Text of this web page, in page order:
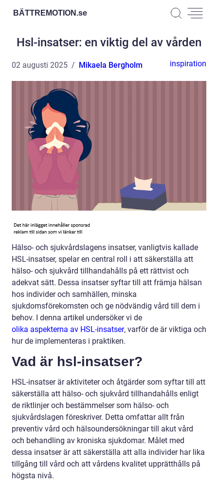
BÄTTREMOTION.se
Hsl-insatser: en viktig del av vården
02 augusti 2025 Mikaela Bergholm inspiration
Hälso- och sjukvårdslagens insatser, vanligtvis kallade
HSL-insatser, spelar en central roll i att säkerställa att
hälso- och sjukvård tillhandahålls på ett rättvist och
adekvat sätt. Dessa insatser syftar till att främja hälsan
hos individer och samhällen, minska
sjukdomsförekomsten och ge nödvändig vård till dem i
behov. I denna artikel undersöker vi de
olika aspekterna av HSL-insatser, varför de är viktiga och
hur de implementeras i praktiken.
Vad är hsl-insatser?
HSL-insatser är aktiviteter och åtgärder som syftar till att
säkerställa att hälso- och sjukvård tillhandahålls enligt
de riktlinjer och bestämmelser som hälso- och
sjukvårdslagen föreskriver. Detta omfattar allt från
preventiv vård och hälsoundersökningar till akut vård
och behandling av kroniska sjukdomar. Målet med
dessa insatser är att säkerställa att alla individer har lika
tillgång till vård och att vårdens kvalitet upprätthålls på
högsta nivå.